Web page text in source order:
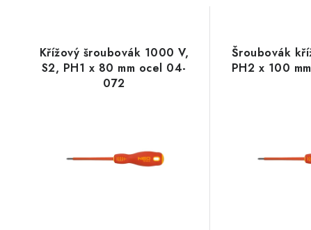
e
n
r
Křížový šroubovák 1000 V,
S2, PH1 x 80 mm ocel 04-
072
Šroubovák
PH2 x 100